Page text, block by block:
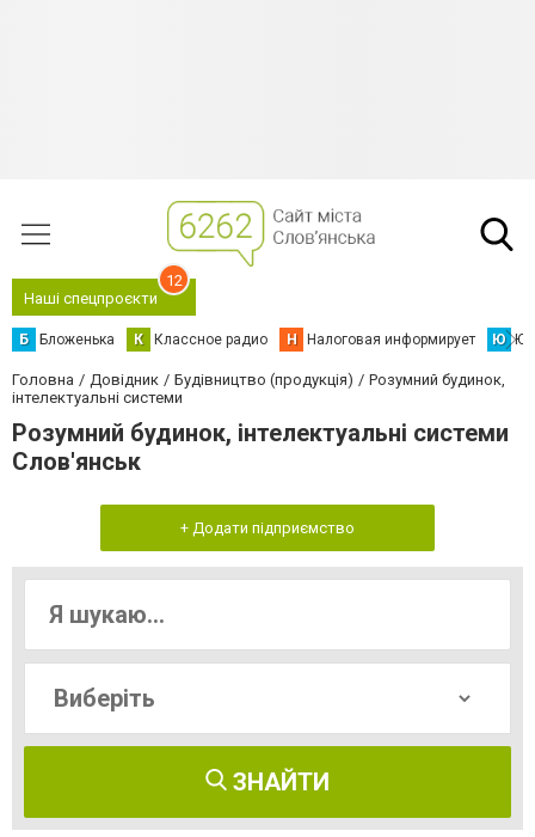
Наші спецпроєкти
12
Б Бложенька К Классное радио Н Налоговая информирует Ю
Головна Довідник Будівництво (продукція)
Розумний будинок,
інтелектуальні системи
Розумний будинок, інтелектуальні системи
Слов'янськ
+ Додати підприємство
ЗНАЙТИ